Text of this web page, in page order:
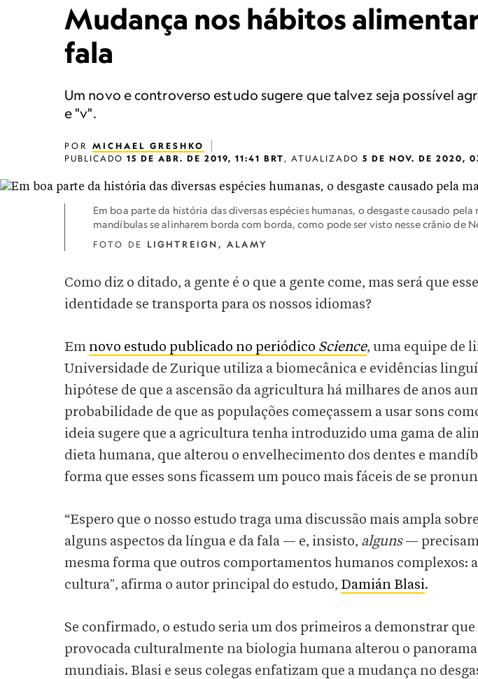
Mudança nos hábitos
fala
Um novo e controverso estudo sugere que talvez seja possível
e "v".
POR MICHAEL GRESHKO
PUBLICADO 15 DE ABR. DE 2019, 11:41 BRT, ATUALIZADO 5 DE NOV. DE 2020,
Em boa parte da história das diversas espécies humanas, o desgaste causado pela
mandíbulas se alinharem borda com borda, como pode ser visto nesse crânio de
FOTO DE LIGHTREIGN, ALAMY
Como diz o ditado, a gente é o que a gente come, mas será que
identidade se transporta para os nossos idiomas?
Em novo estudo publicado no periódico Science, uma equipe de
Universidade de Zurique utiliza a biomecânica e evidências
hipótese de que a ascensão da agricultura há milhares de anos
probabilidade de que as populações começassem a usar sons
ideia sugere que a agricultura tenha introduzido uma gama de
dieta humana, que alterou o envelhecimento dos dentes e
forma que esses sons ficassem um pouco mais fáceis de se
“Espero que o nosso estudo traga uma discussão mais ampla
alguns aspectos da língua e da fala — e, insisto, alguns— precisam
mesma forma que outros comportamentos humanos complexos:
cultura", afirma o autor principal do estudo, Damián Blasi.
Se confirmado, o estudo seria um dos primeiros a demonstrar que
provocada culturalmente na biologia humana alterou o
mundiais. Blasi e seus colegas enfatizam que a mudança no